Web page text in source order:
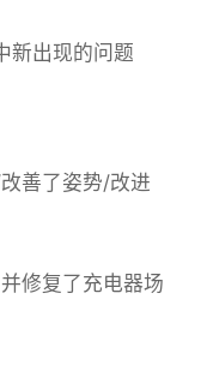
新出现的问题
善了姿势/改进
修复了充电器场